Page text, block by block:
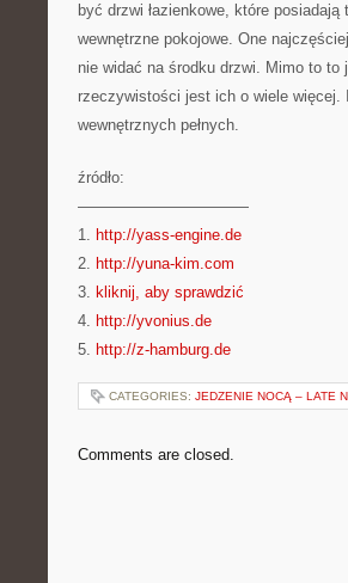
być drzwi łazienkowe, które
wewnętrzne pokojowe. One
nie widać na środku drzwi. Mimo to
rzeczywistości jest ich o wiele
wewnętrznych pełnych.
źródło:
———————————
1. http://yass-engine.de
2. http://yuna-kim.com
3. kliknij, aby sprawdzić
4. http://yvonius.de
5. http://z-hamburg.de
CATEGORIES: JEDZENIE NOCĄ – LATE
Comments are closed.